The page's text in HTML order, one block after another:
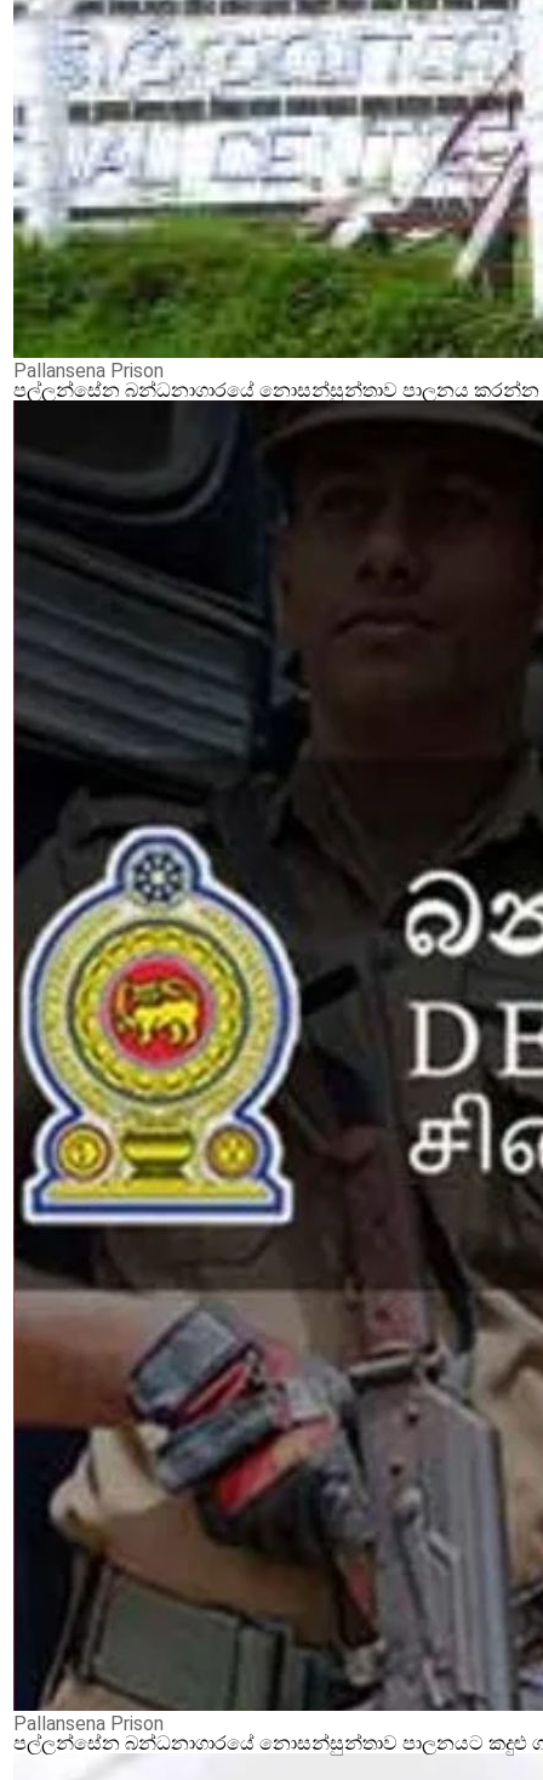
Pallansena Prison
පල්ලන්සේන බන්ධනාගාරයේ නොසන්සුන්තාව පාලනය කරන්න
Pallansena Prison
පල්ලන්සේන බන්ධනාගාරයේ නොසන්සුන්තාව පාලනයට කදුළු